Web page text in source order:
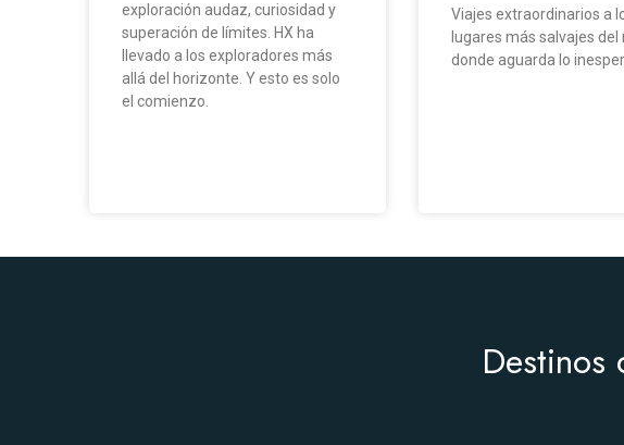
exploración audaz, curiosidad y
superación de límites. HX ha
llevado a los exploradores más
allá del horizonte. Y esto es solo
el comienzo.
Viajes extraordinarios a
lugares más salvajes del
donde aguarda lo